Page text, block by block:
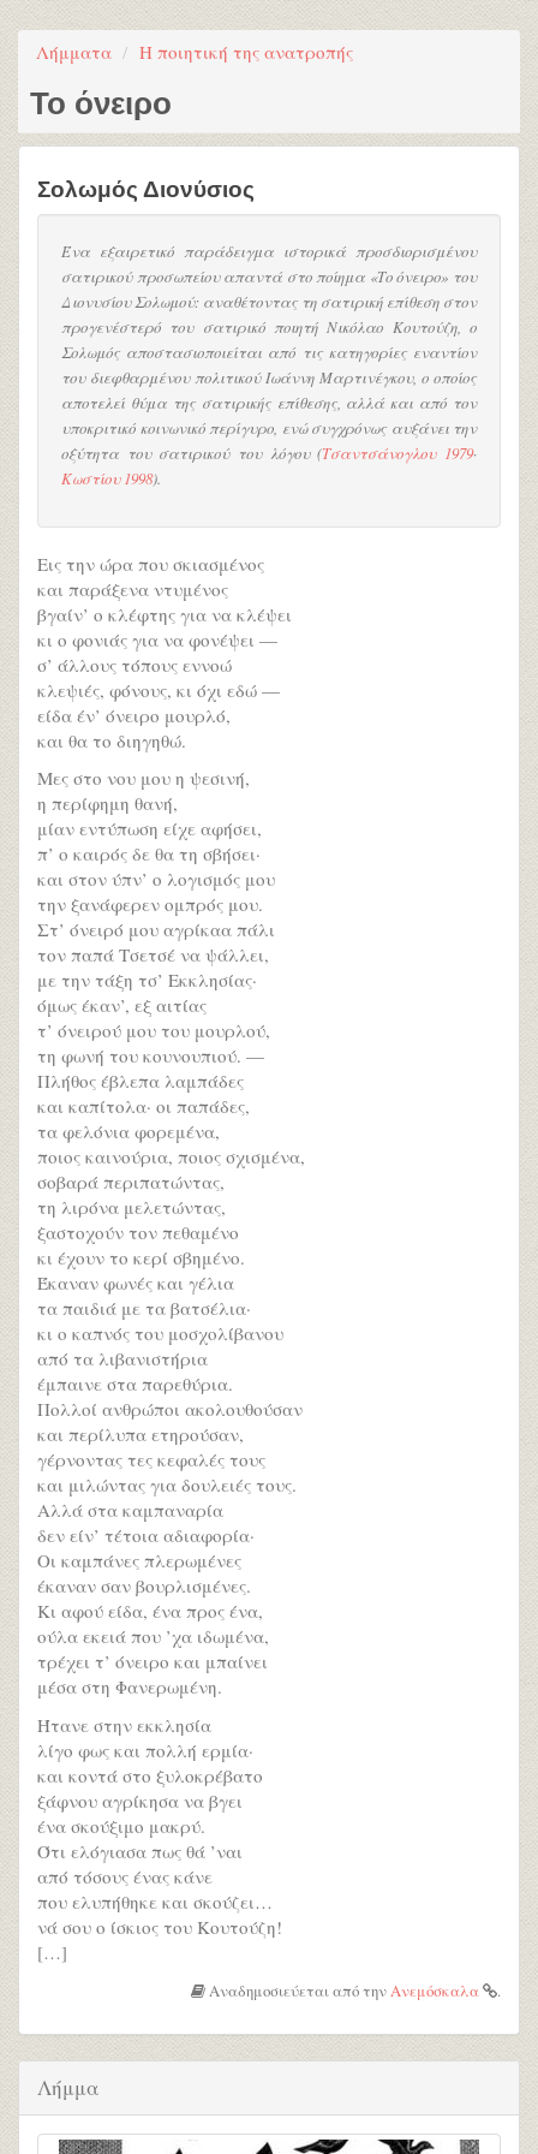
Λήμματα Η ποιητική της ανατροπής
Το όνειρο
Σολωμός Διονύσιος
Ένα εξαιρετικό παράδειγμα ιστορικά προσδιορισμένου
σατιρικού προσωπείου απαντά στο ποίημα «Το όνειρο» του
Διονυσίου Σολωμού: αναθέτοντας τη σατιρική επίθεση στον
προγενέστερό του σατιρικό ποιητή Νικόλαο Κουτούζη, ο
Σολωμός αποστασιοποιείται από τις κατηγορίες εναντίον
του διεφθαρμένου πολιτικού Ιωάννη Μαρτινέγκου, ο οποίος
αποτελεί θύμα της σατιρικής επίθεσης, αλλά και από τον
υποκριτικό κοινωνικό περίγυρο, ενώ συγχρόνως αυξάνει την
οξύτητα του σατιρικού του λόγου (Τσαντσάνογλου 1979·
Κωστίου 1998).
Εις την ώρα που σκιασμένος
και παράξενα ντυμένος
βγαίν’ ο κλέφτης για να κλέψει
κι ο φονιάς για να φονέψει —
σ’ άλλους τόπους εννοώ
κλεψιές, φόνους, κι όχι εδώ —
είδα έν’ όνειρο μουρλό,
και θα το διηγηθώ.
Μες στο νου μου η ψεσινή,
η περίφημη θανή,
μίαν εντύπωση είχε αφήσει,
π’ ο καιρός δε θα τη σβήσει·
και στον ύπν’ ο λογισμός μου
την ξανάφερεν ομπρός μου.
Στ’ όνειρό μου αγρίκαα πάλι
τον παπά Τσετσέ να ψάλλει,
με την τάξη τσ’ Εκκλησίας·
όμως έκαν’, εξ αιτίας
τ’ όνειρού μου του μουρλού,
τη φωνή του κουνουπιού. —
Πλήθος έβλεπα λαμπάδες
και καπίτολα· οι παπάδες,
τα φελόνια φορεμένα,
ποιος καινούρια, ποιος σχισμένα,
σοβαρά περιπατώντας,
τη λιρόνα μελετώντας,
ξαστοχούν τον πεθαμένο
κι έχουν το κερί σβημένο.
Έκαναν φωνές και γέλια
τα παιδιά με τα βατσέλια·
κι ο καπνός του μοσχολίβανου
από τα λιβανιστήρια
έμπαινε στα παρεθύρια.
Πολλοί ανθρώποι ακολουθούσαν
και περίλυπα ετηρούσαν,
γέρνοντας τες κεφαλές τους
και μιλώντας για δουλειές τους.
Αλλά στα καμπαναρία
δεν είν’ τέτοια αδιαφορία·
Οι καμπάνες πλερωμένες
έκαναν σαν βουρλισμένες.
Κι αφού είδα, ένα προς ένα,
ούλα εκειά που ’χα ιδωμένα,
τρέχει τ’ όνειρο και μπαίνει
μέσα στη Φανερωμένη.
Ήτανε στην εκκλησία
λίγο φως και πολλή ερμία·
και κοντά στο ξυλοκρέβατο
ξάφνου αγρίκησα να βγει
ένα σκούξιμο μακρύ.
Ότι ελόγιασα πως θά ’ναι
από τόσους ένας κάνε
που ελυπήθηκε και σκούζει…
νά σου ο ίσκιος του Κουτούζη!
[…]
Αναδημοσιεύεται από τηνΑνεμόσκαλα .
Λήμμα